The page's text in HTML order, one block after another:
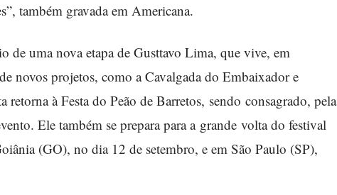
também gravada em Americana.
de uma nova etapa de Gusttavo Lima, que vive, em
novos projetos, como a Cavalgada do Embaixador e
retorna à Festa do Peão de Barretos, sendo consagrado, pela
Ele também se prepara para a grande volta do festival
(GO), no dia 12 de setembro, e em São Paulo (SP),